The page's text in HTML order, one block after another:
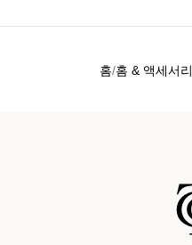
홈 홈 & 액세서리